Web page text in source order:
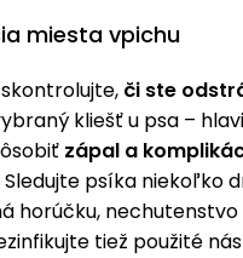
miesta vpichu
či ste
kliešť u psa –
zápal a
Sledujte psíka niekoľko
horúčku,
tiež použité